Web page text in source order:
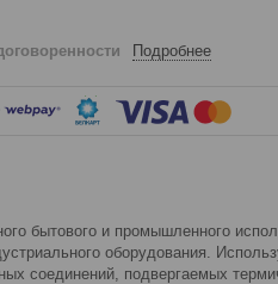
Подробнее
бытового и промышленного
оборудования.
соединений, подвергаемых